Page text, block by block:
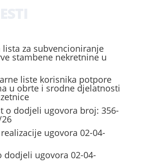
lista za subvencioniranje
stambene nekretnine u
liste korisnika potpore
u obrte i srodne djelatnosti
o dodjeli ugovora broj: 356-
ugovora 02-04-
dodjeli ugovora 02-04-